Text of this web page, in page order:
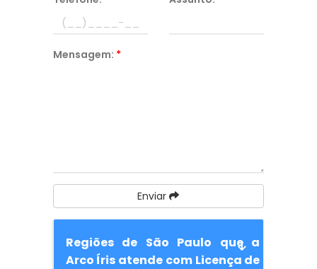
Mensagem: *
Enviar
Regiões de São Paulo que a
Arco Íris atende com Licença de